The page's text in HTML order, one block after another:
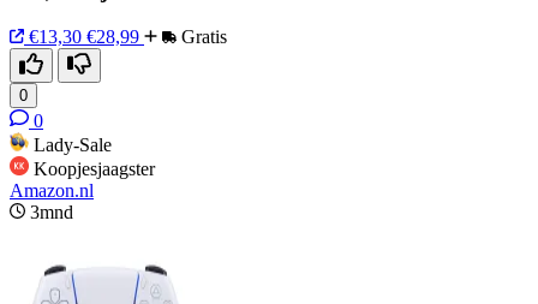
€13,30 €28,99 Gratis
0
0
Lady-Sale
Koopjesjaagster
Amazon.nl
3mnd